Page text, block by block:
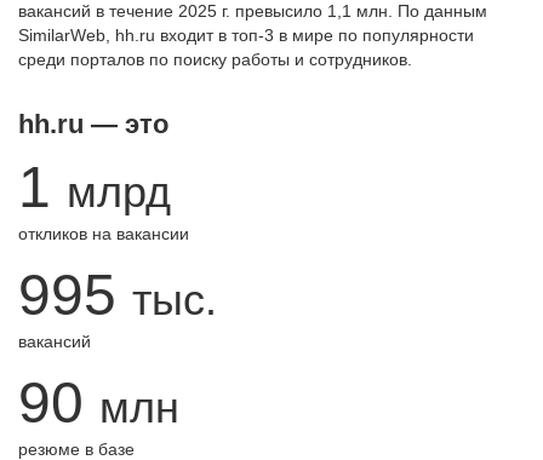
вакансий в течение 2025 г. превысило 1,1 млн. По данным
SimilarWeb, hh.ru входит в топ-3 в мире по популярности
среди порталов по поиску работы и сотрудников.
hh.ru — это
1 млрд
откликов на вакансии
995 тыс.
вакансий
90 млн
резюме в базе